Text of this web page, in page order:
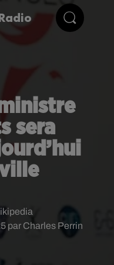
sera
par Charles Perrin